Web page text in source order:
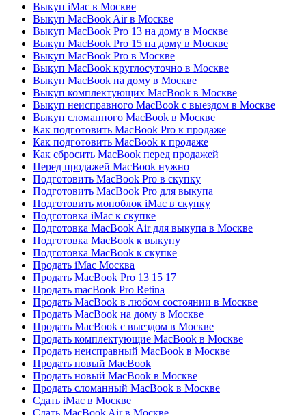
Выкуп iMac в Москве
Выкуп MacBook Air в Москве
Выкуп MacBook Pro 13 на дому в Москве
Выкуп MacBook Pro 15 на дому в Москве
Выкуп MacBook Pro в Москве
Выкуп MacBook круглосуточно в Москве
Выкуп MacBook на дому в Москве
Выкуп комплектующих MacBook в Москве
Выкуп неисправного MacBook с выездом в Москве
Выкуп сломанного MacBook в Москве
Как подготовить MacBook Pro к продаже
Как подготовить MacBook к продаже
Как сбросить MacBook перед продажей
Перед продажей MacBook нужно
Подготовить MacBook Pro в скупку
Подготовить MacBook Pro для выкупа
Подготовить моноблок iMac в скупку
Подготовка iMac к скупке
Подготовка MacBook Air для выкупа в Москве
Подготовка MacBook к выкупу
Подготовка MacBook к скупке
Продать iMac Москва
Продать MacBook Pro 13 15 17
Продать macBook Pro Retina
Продать MacBook в любом состоянии в Москве
Продать MacBook на дому в Москве
Продать MacBook с выездом в Москве
Продать комплектующие MacBook в Москве
Продать неисправный MacBook в Москве
Продать новый MacBook
Продать новый MacBook в Москве
Продать сломанный MacBook в Москве
Сдать iMac в Москве